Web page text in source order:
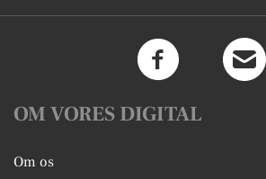
OM VORES DIGITAL
Om os